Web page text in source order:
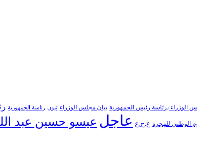
الوزراء برئاسة رئيس الجمهورية بيان مجلس الوزراء تبون رئاسة الجمهورية
الوطني للهجرة ع.ح.ع عاجل عيسو حسين عبد